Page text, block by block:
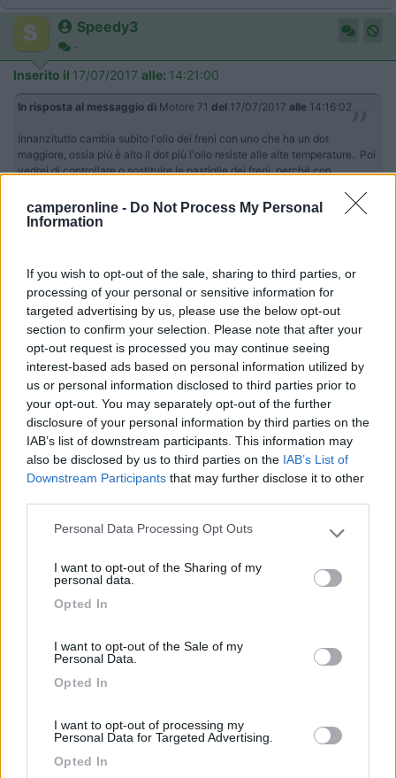
camperonline - Do Not Process My Personal
Information
If you wish to opt-out of the sale, sharing to third parties, or
processing of your personal or sensitive information for
targeted advertising by us, please use the below opt-out
section to confirm your selection. Please note that after your
opt-out request is processed you may continue seeing
interest-based ads based on personal information utilized by
us or personal information disclosed to third parties prior to
your opt-out. You may separately opt-out of the further
disclosure of your personal information by third parties on the
IAB’s list of downstream participants. This information may
also be disclosed by us to third parties on the IAB’s List of
Downstream Participants that may further disclose it to other
Please note that this website/app uses one or more Google
not limited to your visit or usage behaviour. You may click to
use your data for below specified purposes in below Google
Personal Data Processing Opt Outs
I want to opt-out of the Sharing of my
personal data.
Opted In
I want to opt-out of the Sale of my
Personal Data.
Opted In
I want to opt-out of processing my
Personal Data for Targeted Advertising.
Opted In
Speedy3
-
Inserito il 17/07/2017 alle: 14:21:00
In risposta al messaggio di Motore 71 del 17/07/2017 alle 14:16:02
Innanzitutto cambia subito l'olio dei freni con uno che ha un dot
maggiore, ossia più è alto il dot più l'olio resiste alle alte temperature. Poi
vedrei di controllare o sostituire le pastiglie dei freni, perché con
sconsiglio di superare il DOT 4 !
Si rischia di fare danni all'impianto frenante, ma danni seri !
il DOT 4 è Più che adeguato su qualunque mezzo, stradale !
Ciao
Gianfranco
Armando....Ciao ! ****Molta gente si monta la testa....ma se la monta male,
senza leggere le istruzioni !****
1450
Inserito il17/07/2017 alle:14:36:26
Condivido molto di quanto scritto in merito a possibili cause, ma
aggiungo un possible elemento che mi è in effetti successo anni
Ora non so se sui mezzi recenti può succedere nello stesso
modo, ma ricordo quando mi capitò scendendo dal
Großglockner.
"mancava" la spinta, ma riprovando funzionava. Non il massimo
della sicurezza, ma sono tornato a casa (incoscienza dell'età).